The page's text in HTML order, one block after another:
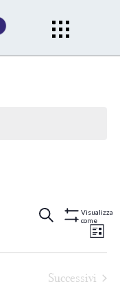
Eventi
Cerca
Mostra
Visualizza
comeLista
Successivi